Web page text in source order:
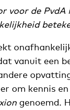
voor de
vanuit een
om kennis
genoemd.